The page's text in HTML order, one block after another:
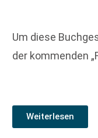
Um diese
der kommenden
Weiterlesen